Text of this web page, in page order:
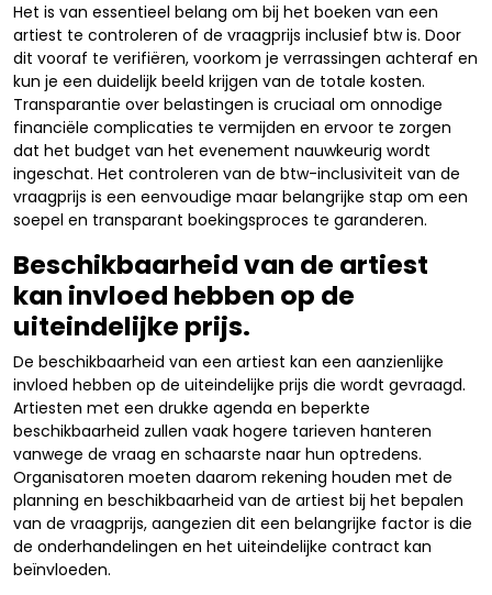
Het is van essentieel belang om bij het boeken van een
artiest te controleren of de vraagprijs inclusief btw is. Door
dit vooraf te verifiëren, voorkom je verrassingen achteraf en
kun je een duidelijk beeld krijgen van de totale kosten.
Transparantie over belastingen is cruciaal om onnodige
financiële complicaties te vermijden en ervoor te zorgen
dat het budget van het evenement nauwkeurig wordt
ingeschat. Het controleren van de btw-inclusiviteit van de
vraagprijs is een eenvoudige maar belangrijke stap om een
soepel en transparant boekingsproces te garanderen.
Beschikbaarheid van de artiest
kan invloed hebben op de
uiteindelijke prijs.
De beschikbaarheid van een artiest kan een aanzienlijke
invloed hebben op de uiteindelijke prijs die wordt gevraagd.
Artiesten met een drukke agenda en beperkte
beschikbaarheid zullen vaak hogere tarieven hanteren
vanwege de vraag en schaarste naar hun optredens.
Organisatoren moeten daarom rekening houden met de
planning en beschikbaarheid van de artiest bij het bepalen
van de vraagprijs, aangezien dit een belangrijke factor is die
de onderhandelingen en het uiteindelijke contract kan
beïnvloeden.